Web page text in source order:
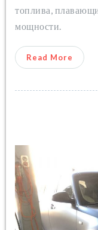
топлива,
мощности.
Read More